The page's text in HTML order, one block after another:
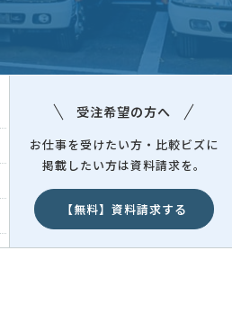
受注希望の方へ
お仕事を受けたい方・比較ビズに
掲載したい方は資料請求を。
【無料】資料請求する